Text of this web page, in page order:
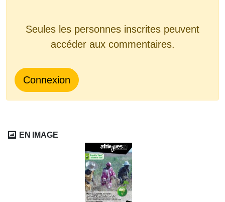
Seules les personnes inscrites peuvent
accéder aux commentaires.
Connexion
EN IMAGE